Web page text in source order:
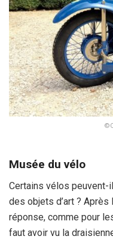
Musée du vélo
Certains vélos
des objets d’art ?
réponse, comme pour
faut avoir vu la